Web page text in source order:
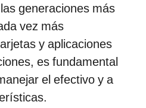
generaciones más
vez más
y aplicaciones
es fundamental
el efectivo y a